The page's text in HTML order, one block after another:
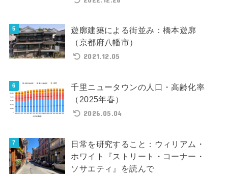
遊廓建築による街並み：橋本遊廓
（京都府八幡市）
2021.12.05
千里ニュータウンの人口・高齢化率
（2025年春）
2026.05.04
日常を研究すること：ウィリアム・
ホワイト『ストリート・コーナー・
ソサエティ』を読んで